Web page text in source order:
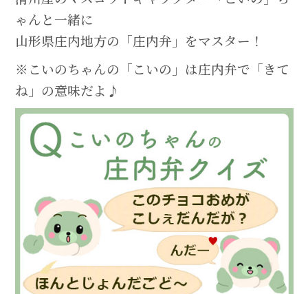
ゃんと一緒に
山形県庄内地方の「庄内弁」をマスター！
※こいのちゃんの「こいの」は庄内弁で「きて
ね」の意味だよ♪